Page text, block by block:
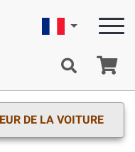
Française
DE LA VOITURE